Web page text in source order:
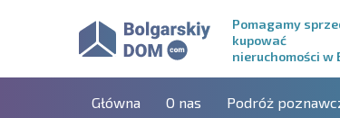
Pomagamy
kupować
nieruchomości w
Główna O nas Podróż